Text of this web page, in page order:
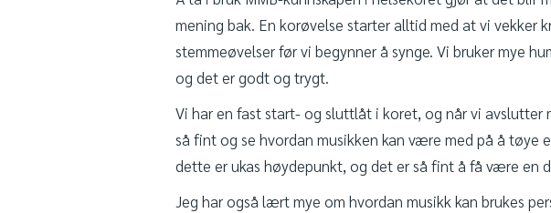
mening bak. En korøvelse starter alltid med at vi vekker
stemmeøvelser før vi begynner å synge. Vi bruker mye
og det er godt og trygt.
Vi har en fast start- og sluttlåt i koret, og når vi avslutter
så fint og se hvordan musikken kan være med på å tøye
dette er ukas høydepunkt, og det er så fint å få være en
Jeg har også lært mye om hvordan musikk kan brukes